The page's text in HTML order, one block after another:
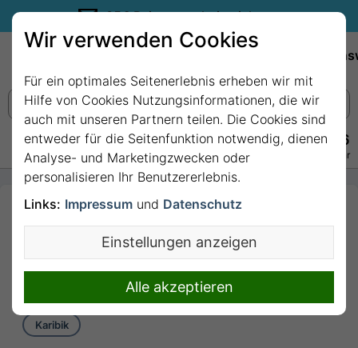
35€ Reisegutschein sichern.
+49 228 3875 7256
Persönlich · Kostenlos · Täglich 08–22 Uhr
4 Nächte Karibik
ab/bis Miami mit MSC
Seaside
4 Nächte von/bis Miami
Karibik
Wir verwenden Cookies
Für ein optimales Seitenerlebnis erheben wir mit
Hilfe von Cookies Nutzungsinformationen, die wir
auch mit unseren Partnern teilen. Die Cookies sind
entweder für die Seitenfunktion notwendig, dienen
Analyse- und Marketingzwecken oder
personalisieren Ihr Benutzererlebnis.
Links: Impressum und Datenschutz
Einstellungen anzeigen
Alle akzeptieren